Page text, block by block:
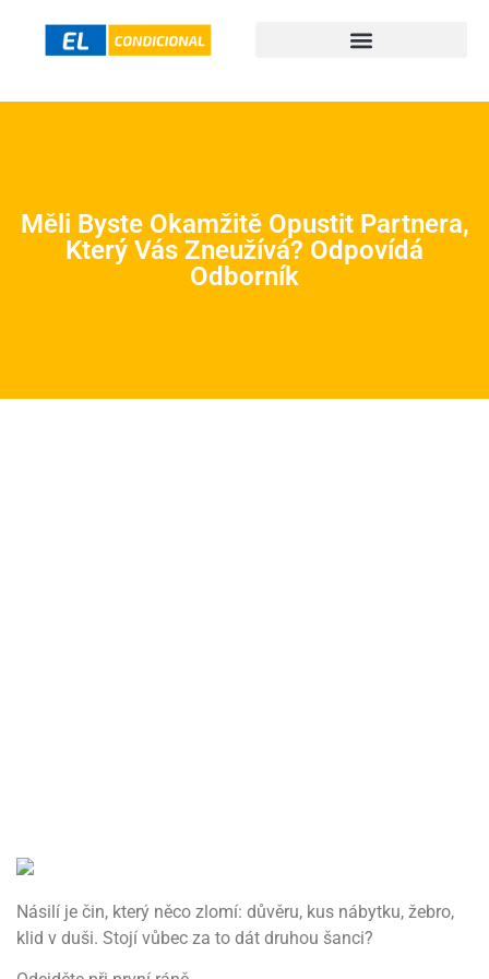
Měli Byste Okamžitě Opustit Partnera,
Který Vás Zneužívá? Odpovídá
Odborník
Násilí je čin, který něco zlomí: důvěru, kus nábytku, žebro,
klid v duši. Stojí vůbec za to dát druhou šanci?